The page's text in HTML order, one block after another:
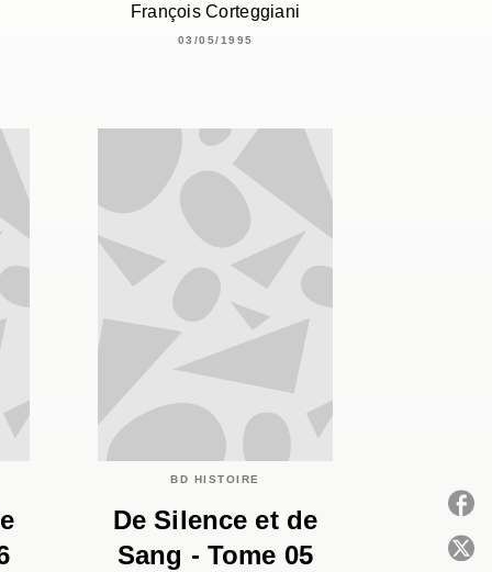
François Corteggiani
03/05/1995
BD HISTOIRE
De Silence et de
Sang - Tome 05